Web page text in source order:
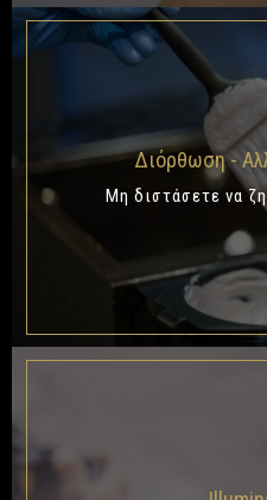
Διόρθωση -
Μη διστάσετε να